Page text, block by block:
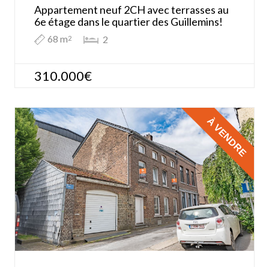
Appartement neuf 2CH avec terrasses au
6e étage dans le quartier des Guillemins!
68 m2 2
310.000€
À VENDRE